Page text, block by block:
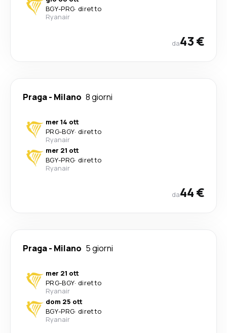
BGY-PRG· diretto
Ryanair
da43 €
Praga- Milano 8 giorni
mer 14 ott
PRG-BGY· diretto
Ryanair
mer 21 ott
BGY-PRG· diretto
Ryanair
da44 €
Praga- Milano 5 giorni
mer 21 ott
PRG-BGY· diretto
Ryanair
dom 25 ott
BGY-PRG· diretto
Ryanair